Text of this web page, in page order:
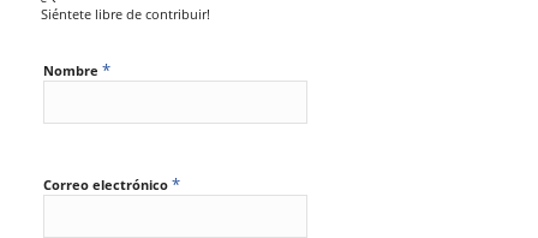
Siéntete libre de contribuir!
Nombre *
Correo electrónico *